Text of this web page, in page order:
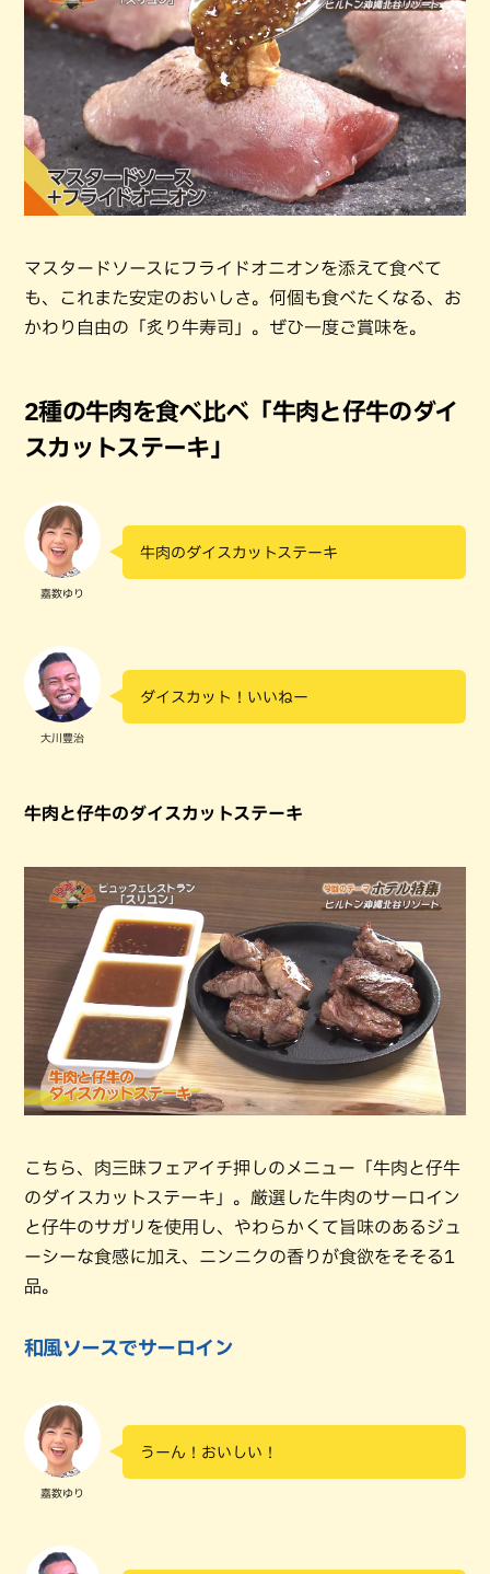
マスタードソースにフライドオニオンを添えて食べて
も、これまた安定のおいしさ。何個も食べたくなる、お
かわり自由の「炙り牛寿司」。ぜひ一度ご賞味を。
2種の牛肉を食べ比べ「牛肉と仔牛のダイ
スカットステーキ」
嘉数ゆり
牛肉のダイスカットステーキ
大川豊治
ダイスカット！いいねー
牛肉と仔牛のダイスカットステーキ
こちら、肉三昧フェアイチ押しのメニュー「牛肉と仔牛
のダイスカットステーキ」。厳選した牛肉のサーロイン
と仔牛のサガリを使用し、やわらかくて旨味のあるジュ
ーシーな食感に加え、ニンニクの香りが食欲をそそる1
品。
和風ソースでサーロイン
嘉数ゆり
うーん！おいしい！